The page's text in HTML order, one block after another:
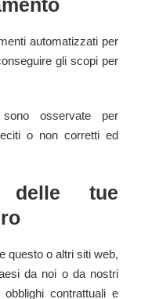
automatizzati per
gli scopi per
osservate per
o non corretti ed
delle tue
questo o altri siti web,
da noi o da nostri
contrattuali e